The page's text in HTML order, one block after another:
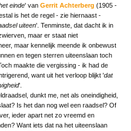
einde' van Gerrit Achterberg (1905 -
is het de regel - zie hiernaast -
uiteen'. Tenminste, dat dacht ik in
maar er staat niet
maar kennelijk meende ik onbewust
en tegen sterren uiteenslaan toch
maakte die vergissing - ik had de
want uit het verloop blijkt 'dat
'.
dunkt me, net als oneindigheid,
Is het dan nog wel een raadsel? Of
ieder apart net zo vreemd en
Want iets dat na het uiteenslaan